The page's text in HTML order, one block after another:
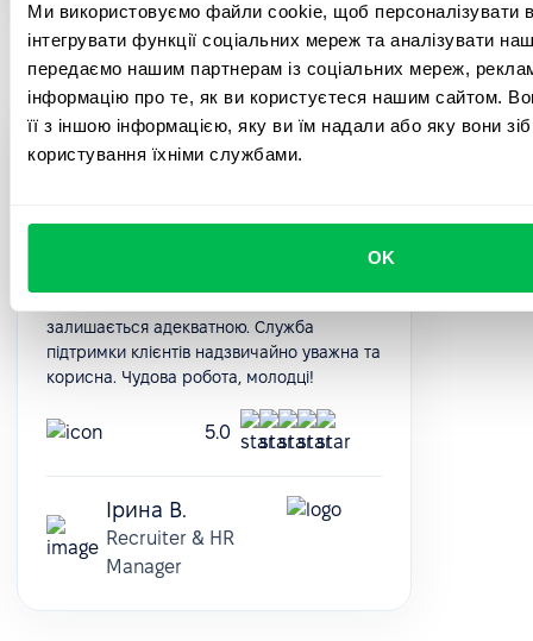
Ми використовуємо файли cookie, щоб персоналізувати
інтегрувати функції соціальних мереж та аналізувати
передаємо нашим партнерам із соціальних мереж,
інформацію про те, як ви користуєтеся нашим сайтом.
її з іншою інформацією, яку ви їм надали або яку вони
користування їхніми службами.
OK
PeopleForce — гарний інструмент для
економить багато часу, коли справа
залишається адекватною. Служба
підтримки клієнтів надзвичайно уважна та
корисна. Чудова робота, молодці!
5.0
Ірина В.
Recruiter & HR
Manager